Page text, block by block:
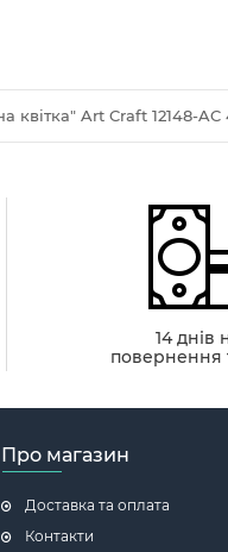
квітка" Art Craft 12148-AC
14 днів
повернення
Про магазин
Доставка та оплата
Контакти